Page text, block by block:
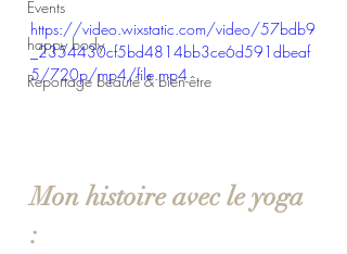
Events
happy body
Reportage beauté & bien-être
https://video.wixstatic.com/video/57bdb9
_2354430cf5bd4814bb3ce6d591dbeaf
5/720p/mp4/file.mp4
Mon histoire avec le yoga
: